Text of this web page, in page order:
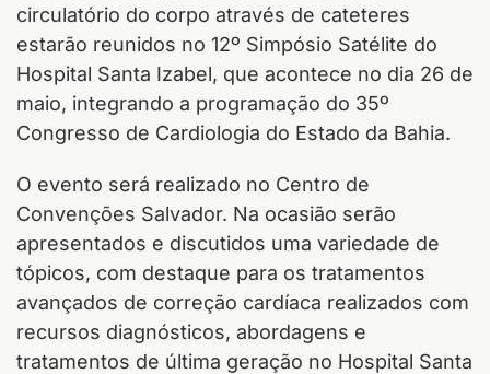
circulatório do corpo através de cateteres
estarão reunidos no 12º Simpósio Satélite do
Hospital Santa Izabel, que acontece no dia 26 de
maio, integrando a programação do 35º
Congresso de Cardiologia do Estado da Bahia.
O evento será realizado no Centro de
Convenções Salvador. Na ocasião serão
apresentados e discutidos uma variedade de
tópicos, com destaque para os tratamentos
avançados de correção cardíaca realizados com
recursos diagnósticos, abordagens e
tratamentos de última geração no Hospital Santa